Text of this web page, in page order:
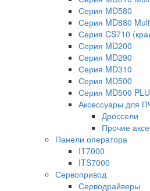
Серия MD580
Серия MD880
Серия CS710
Серия MD200
Серия MD290
Серия MD310
Серия MD500
Серия MD500
Аксессуары для
Дроссели
Прочие
Панели оператора
IT7000
ITS7000
Сервопривод
Серводрайверы